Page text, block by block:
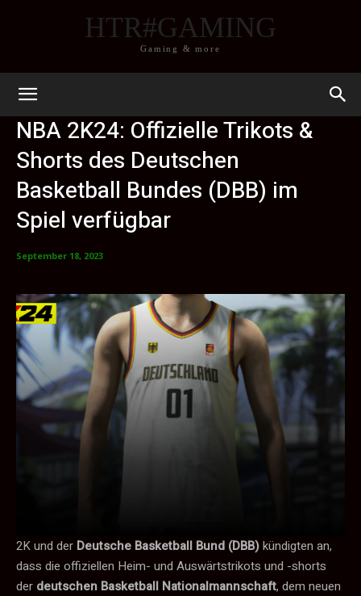
HTR#GAMING
Gaming & more
NBA 2K24: Offizielle Trikots &
Shorts des Deutschen
Basketball Bundes (DBB) im
Spiel verfügbar
September 18, 2023
2K und der Deutsche Basketball Bund (DBB)kündigten an,
dass die offiziellen Heim- und Auswärtstrikots und -shorts
der deutschen Basketball Nationalmannschaft, dem neuen